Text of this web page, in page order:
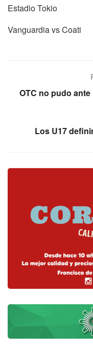
Estadio Tokio
Vanguardia vs Coati
OTC no pudo
Los U17